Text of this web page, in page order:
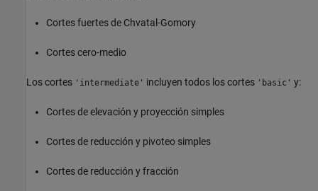
Cortes fuertes de Chvatal-Gomory
Cortes cero-medio
Los cortes 'intermediate' incluyen todos los cortes 'basic' y:
Cortes de elevación y proyección simples
Cortes de reducción y pivoteo simples
Cortes de reducción y fracción